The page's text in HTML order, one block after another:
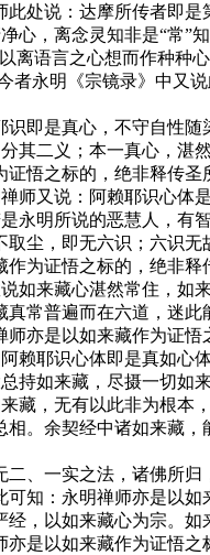
处说：达摩所传者即
心，离念灵知非是“常
离语言之心想而作种种
者永明《宗镜录》中
是真心，不守自性随
其二义；本一真心，
证悟之标的，绝非释传
师又说：阿赖耶识心体
永明所说的恶慧人，有
，即无六识；六识无
为证悟之标的，绝非
如来藏心湛然常住，如
普遍而在六道，迷此
亦是以如来藏作为证
赖耶识心体即是真如心体
如来藏，尽摄一切如来
藏，无有以此非为根
。余契经中诸如来藏
一实之法，诸佛所归
可知：永明禅师亦是以
以如来藏心为宗。如
是以如来藏作为证悟